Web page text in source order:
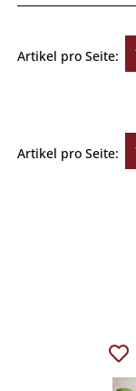
Artikel pro Seite:
Artikel pro Seite: